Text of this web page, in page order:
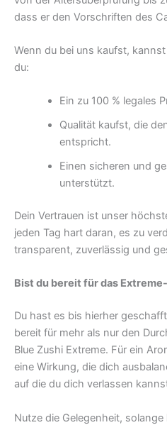
dass er den Vorschriften des
Wenn du bei uns kaufst,
du:
Ein zu 100 % legales
Qualität kaufst, die
entspricht.
Einen sicheren und
unterstützt.
Dein Vertrauen ist unser
jeden Tag hart daran, es zu
transparent, zuverlässig und
Bist du bereit für das
Du hast es bis hierher
bereit für mehr als nur den
Blue Zushi Extreme. Für ein
eine Wirkung, die dich
auf die du dich verlassen
Nutze die Gelegenheit, solange